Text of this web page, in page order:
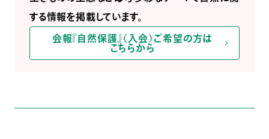
する情報を掲載しています。
会報『自然保護』（入会）ご希望の方は
こちらから